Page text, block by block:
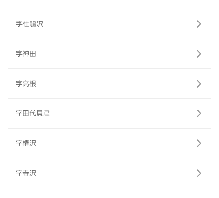
字杜鵑沢
字神田
字高根
字田代貝津
字椿沢
字寺沢